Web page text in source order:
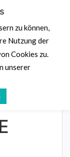
zu können,
Nutzung der
Cookies zu.
unserer